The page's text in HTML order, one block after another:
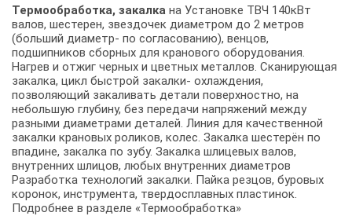
Термообработка, закалка на Установке ТВЧ 140кВт
валов, шестерен, звездочек диаметром до 2 метров
(больший диаметр- по согласованию), венцов,
подшипников сборных для кранового оборудования.
Нагрев и отжиг черных и цветных металлов. Сканирующая
закалка, цикл быстрой закалки- охлаждения,
позволяющий закаливать детали поверхностно, на
небольшую глубину, без передачи напряжений между
разными диаметрами деталей. Линия для качественной
закалки крановых роликов, колес. Закалка шестерён по
впадине, закалка по зубу. Закалка шлицевых валов,
внутренних шлицов, любых внутренних диаметров
Разработка технологий закалки. Пайка резцов, буровых
коронок, инструмента, твердосплавных пластинок.
Подробнее в разделе «Термообработка»